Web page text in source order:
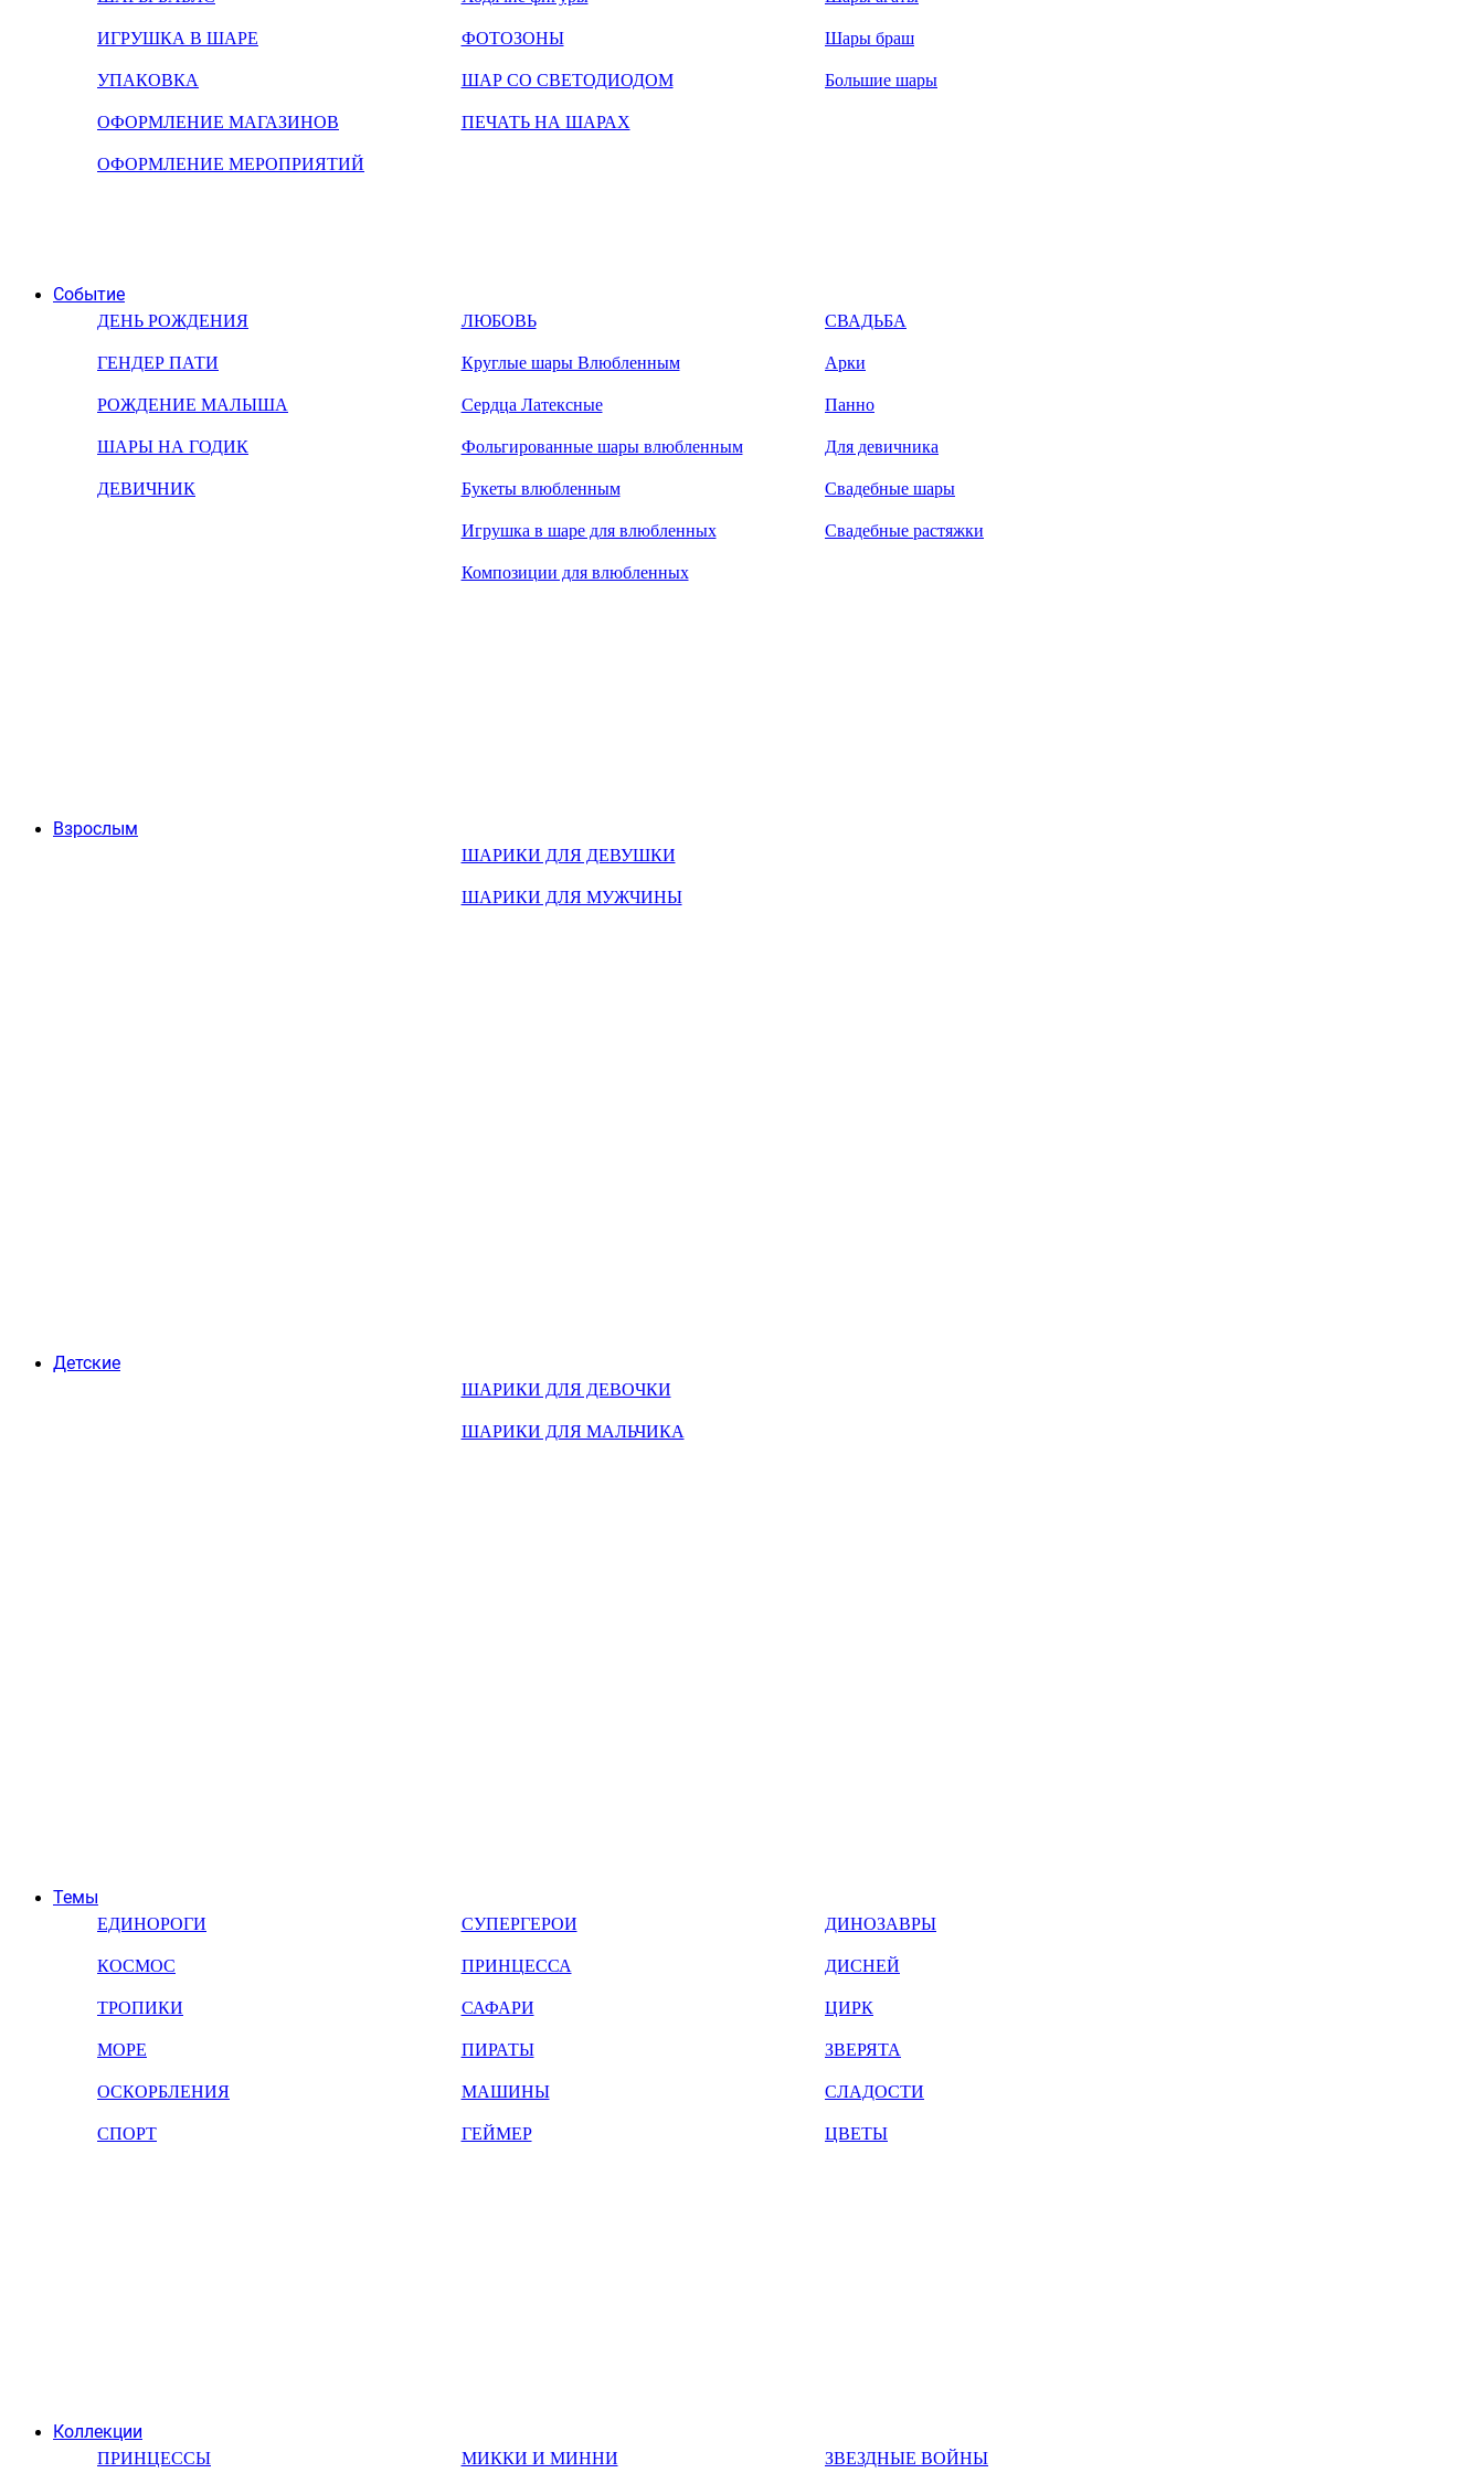
ИГРУШКА В ШАРЕ
УПАКОВКА
ОФОРМЛЕНИЕ МАГАЗИНОВ
ОФОРМЛЕНИЕ МЕРОПРИЯТИЙ
ФОТОЗОНЫ
ШАР СО СВЕТОДИОДОМ
ПЕЧАТЬ НА ШАРАХ
Шары браш
Большие шары
Событие
ДЕНЬ РОЖДЕНИЯ
ГЕНДЕР ПАТИ
РОЖДЕНИЕ МАЛЫША
ШАРЫ НА ГОДИК
ДЕВИЧНИК
ЛЮБОВЬ
Круглые шары Влюбленным
Сердца Латексные
Фольгированные шары влюбленным
Букеты влюбленным
Игрушка в шаре для влюбленных
Композиции для влюбленных
СВАДЬБА
Арки
Панно
Для девичника
Свадебные шары
Свадебные растяжки
Взрослым
ШАРИКИ ДЛЯ ДЕВУШКИ
ШАРИКИ ДЛЯ МУЖЧИНЫ
Детские
ШАРИКИ ДЛЯ ДЕВОЧКИ
ШАРИКИ ДЛЯ МАЛЬЧИКА
Темы
ЕДИНОРОГИ
КОСМОС
ТРОПИКИ
МОРЕ
ОСКОРБЛЕНИЯ
СПОРТ
СУПЕРГЕРОИ
ПРИНЦЕССА
САФАРИ
ПИРАТЫ
МАШИНЫ
ГЕЙМЕР
ДИНОЗАВРЫ
ДИСНЕЙ
ЦИРК
ЗВЕРЯТА
СЛАДОСТИ
ЦВЕТЫ
Коллекции
ПРИНЦЕССЫ МИККИ И МИННИ ЗВЕЗДНЫЕ ВОЙНЫ